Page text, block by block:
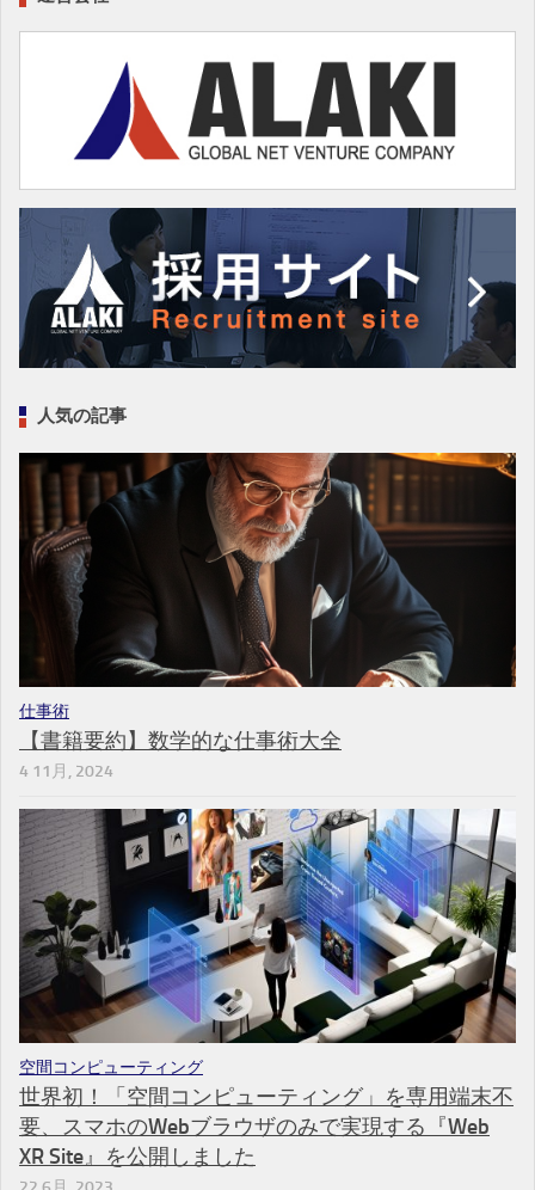
人気の記事
仕事術
【書籍要約】数学的な仕事術大全
4 11月, 2024
空間コンピューティング
世界初！「空間コンピューティング」を専用端末不
要、スマホのWebブラウザのみで実現する『Web
XR Site』を公開しました